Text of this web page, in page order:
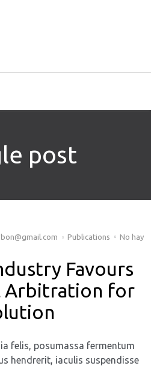
post
Publications
No hay
Favours
Arbitration for
felis, posumassa fermentum
hendrerit, iaculis suspendisse